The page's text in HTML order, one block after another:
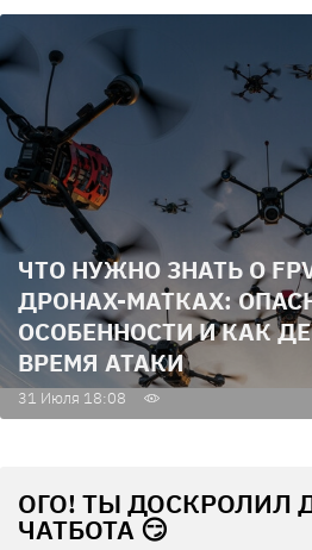
ЧТО НУЖНО ЗНАТЬ О
ДРОНАХ-МАТКАХ:
ОСОБЕННОСТИ И КАК
ВРЕМЯ АТАКИ
31 Июля 18:08
ОГО! ТЫ ДОСКРОЛИЛ
ЧАТБОТА 😏